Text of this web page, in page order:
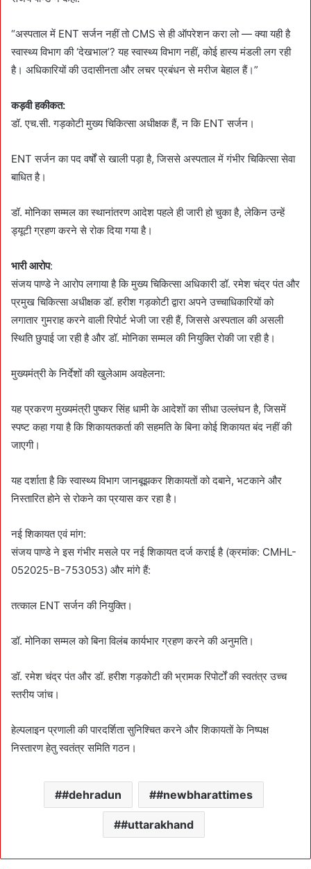
“अस्पताल में ENT सर्जन नहीं तो CMS से ही ऑपरेशन करा लो — क्या यही है
स्वास्थ्य विभाग की ‘देखभाल’? यह स्वास्थ्य विभाग नहीं, कोई हास्य मंडली लग रही
है। अधिकारियों की उदासीनता और लचर प्रबंधन से मरीज बेहाल हैं।”
कड़वी हकीकत:
डॉ. एच.सी. गड़कोटी मुख्य चिकित्सा अधीक्षक हैं, न कि ENT सर्जन।
ENT सर्जन का पद वर्षों से खाली पड़ा है, जिससे अस्पताल में गंभीर चिकित्सा सेवा
बाधित है।
डॉ. मोनिका सम्मल का स्थानांतरण आदेश पहले ही जारी हो चुका है, लेकिन उन्हें
ड्यूटी ग्रहण करने से रोक दिया गया है।
भारी आरोप:
संजय पाण्डे ने आरोप लगाया है कि मुख्य चिकित्सा अधिकारी डॉ. रमेश चंद्र पंत और
प्रमुख चिकित्सा अधीक्षक डॉ. हरीश गड़कोटी द्वारा अपने उच्चाधिकारियों को
लगातार गुमराह करने वाली रिपोर्ट भेजी जा रही हैं, जिससे अस्पताल की असली
स्थिति छुपाई जा रही है और डॉ. मोनिका सम्मल की नियुक्ति रोकी जा रही है।
मुख्यमंत्री के निर्देशों की खुलेआम अवहेलना:
यह प्रकरण मुख्यमंत्री पुष्कर सिंह धामी के आदेशों का सीधा उल्लंघन है, जिसमें
स्पष्ट कहा गया है कि शिकायतकर्ता की सहमति के बिना कोई शिकायत बंद नहीं की
जाएगी।
यह दर्शाता है कि स्वास्थ्य विभाग जानबूझकर शिकायतों को दबाने, भटकाने और
निस्तारित होने से रोकने का प्रयास कर रहा है।
नई शिकायत एवं मांग:
संजय पाण्डे ने इस गंभीर मसले पर नई शिकायत दर्ज कराई है (क्रमांक: CMHL-
052025-B-753053) और मांगे हैं:
तत्काल ENT सर्जन की नियुक्ति।
डॉ. मोनिका सम्मल को बिना विलंब कार्यभार ग्रहण करने की अनुमति।
डॉ. रमेश चंद्र पंत और डॉ. हरीश गड़कोटी की भ्रामक रिपोर्टों की स्वतंत्र उच्च
स्तरीय जांच।
हेल्पलाइन प्रणाली की पारदर्शिता सुनिश्चित करने और शिकायतों के निष्पक्ष
निस्तारण हेतु स्वतंत्र समिति गठन।
#dehradun #newbharattimes
#uttarakhand